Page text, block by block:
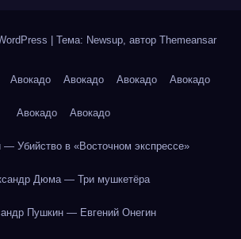
Тема: Newsup, автор Themeansar
Авокадо Авокадо Авокадо Авокадо
Авокадо Авокадо
— Убийство в «Восточном экспрессе»
Дюма — Три мушкетёра
Пушкин — Евгений Онегин